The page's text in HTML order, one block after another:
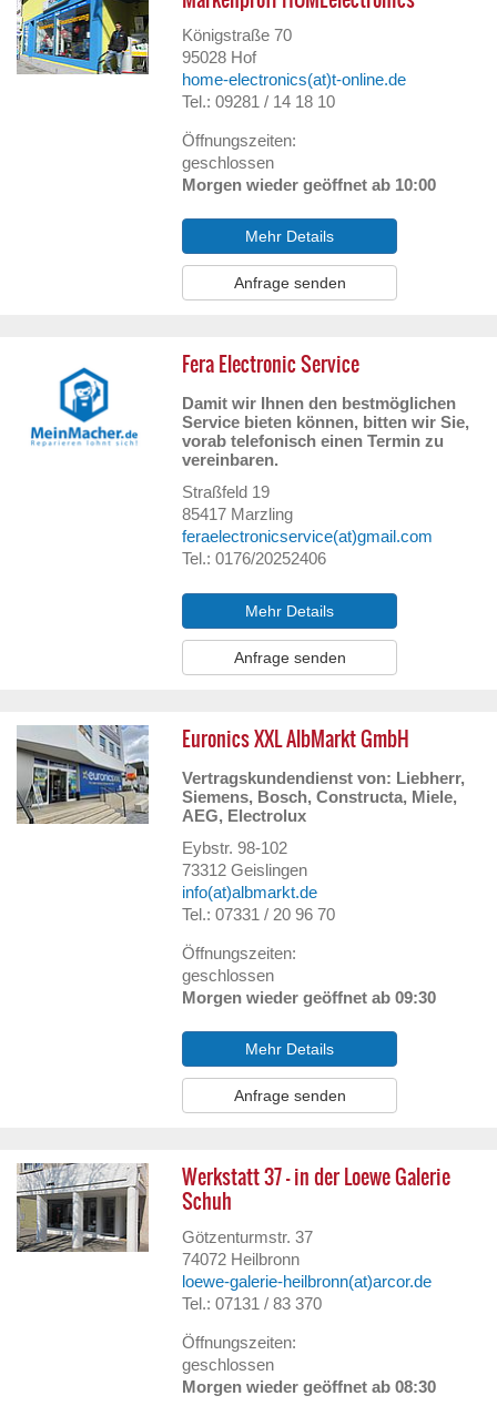
Königstraße 70
95028 Hof
home-electronics(at)t-online.de
Tel.: 09281 / 14 18 10
Öffnungszeiten:
geschlossen
Morgen wieder geöffnet ab 10:00
Mehr Details
Anfrage senden
Fera Electronic Service
Damit wir Ihnen den bestmöglichen
Service bieten können, bitten wir Sie,
vorab telefonisch einen Termin zu
vereinbaren.
Straßfeld 19
85417 Marzling
feraelectronicservice(at)gmail.com
Tel.: 0176/20252406
Mehr Details
Anfrage senden
Euronics XXL AlbMarkt GmbH
Vertragskundendienst von: Liebherr,
Siemens, Bosch, Constructa, Miele,
AEG, Electrolux
Eybstr. 98-102
73312 Geislingen
info(at)albmarkt.de
Tel.: 07331 / 20 96 70
Öffnungszeiten:
geschlossen
Morgen wieder geöffnet ab 09:30
Mehr Details
Anfrage senden
Werkstatt 37 - in der Loewe Galerie
Schuh
Götzenturmstr. 37
74072 Heilbronn
loewe-galerie-heilbronn(at)arcor.de
Tel.: 07131 / 83 370
Öffnungszeiten:
geschlossen
Morgen wieder geöffnet ab 08:30